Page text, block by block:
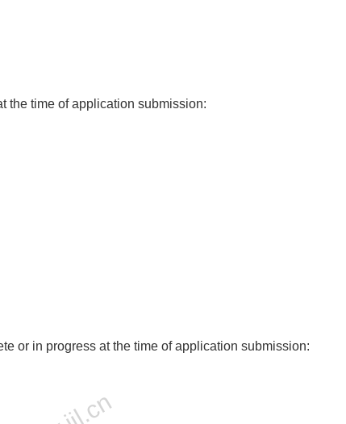
the time of application submission:
or in progress at the time of application submission: